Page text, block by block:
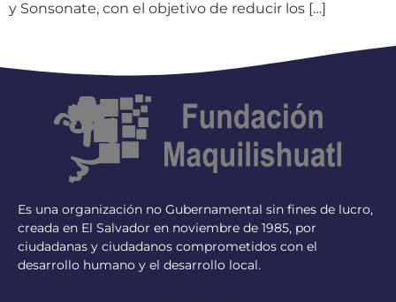
y Sonsonate, con el objetivo de reducir los […]
Es una organización no Gubernamental sin fines de lucro,
creada en El Salvador en noviembre de 1985, por
ciudadanas y ciudadanos comprometidos con el
desarrollo humano y el desarrollo local.